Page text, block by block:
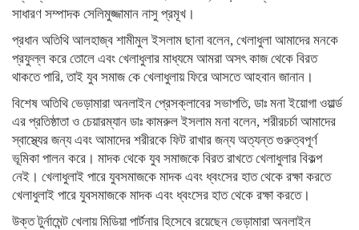
সাধারণ সম্পাদক সেলিমুজ্জামান নাসু প্রমূখ।
প্রধান অতিথি আলহাজ্ব শামীমুল ইসলাম ছানা বলেন, খেলাধুলা আমাদের মনকে
প্রফুল্ল করে তোলে এবং খেলাধুলার মাধ্যমে আমরা অসৎ কাজ থেকে বিরত
থাকতে পারি, তাই যুব সমাজ কে খেলাধুলায় ফিরে আসতে আহবান জানান।
বিশেষ অতিথি ভেড়ামারা অনলাইন প্রেসক্লাবের সভাপতি, ডাঃ মনা ইয়োগা ওয়ার্ল্ড
এর প্রতিষ্ঠাতা ও চেয়ারম্যান ডাঃ কামরুল ইসলাম মনা বলেন, শরীরচর্চা আমাদের
স্বাস্থ্যের জন্য এবং আমাদের শরীরকে ফিট রাখার জন্য অত্যন্ত গুরুত্বপূর্ণ
ভূমিকা পালন করে। মাদক থেকে যুব সমাজকে বিরত রাখতে খেলাধুলার বিকল্প
নেই। খেলাধুলাই পারে যুবসমাজকে মাদক এবং ধ্বংসের হাত থেকে রক্ষা করতে
খেলাধুলাই পারে যুবসমাজকে মাদক এবং ধ্বংসের হাত থেকে রক্ষা করতে।
উক্ত টুর্নামেন্ট খেলায় মিডিয়া পার্টনার হিসেবে রয়েছেন ভেড়ামারা অনলাইন